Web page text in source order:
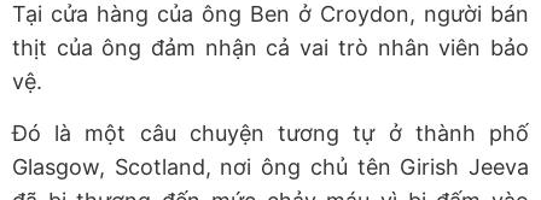
Tại cửa hàng của ông Ben ở Croydon, người bán
thịt của ông đảm nhận cả vai trò nhân viên bảo
vệ.
Đó là một câu chuyện tương tự ở thành phố
Glasgow, Scotland, nơi ông chủ tên Girish Jeeva